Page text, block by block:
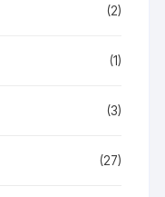
(2)
(1)
(3)
(27)